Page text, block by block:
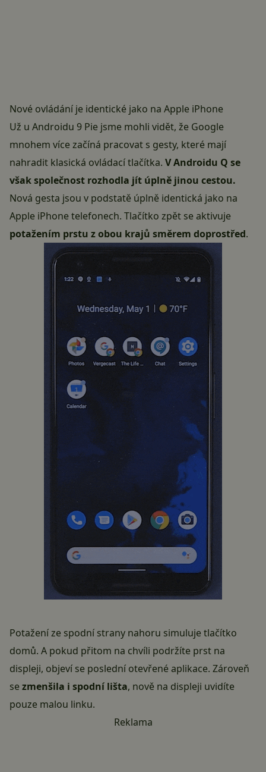
Nové ovládání je identické jako na Apple iPhone
Už u Androidu 9 Pie jsme mohli vidět, že Google
mnohem více začíná pracovat s gesty, které mají
nahradit klasická ovládací tlačítka. V Androidu Q se
však společnost rozhodla jít úplně jinou cestou.
Nová gesta jsou v podstatě úplně identická jako na
Apple iPhonetelefonech. Tlačítko zpět se aktivuje
potažením prstu z obou krajů směrem doprostřed.
Potažení ze spodní strany nahoru simuluje tlačítko
domů. A pokud přitom na chvíli podržíte prst na
displeji, objeví se poslední otevřené aplikace. Zároveň
sezmenšila i spodní lišta, nově na displeji uvidíte
pouze malou linku.
Reklama